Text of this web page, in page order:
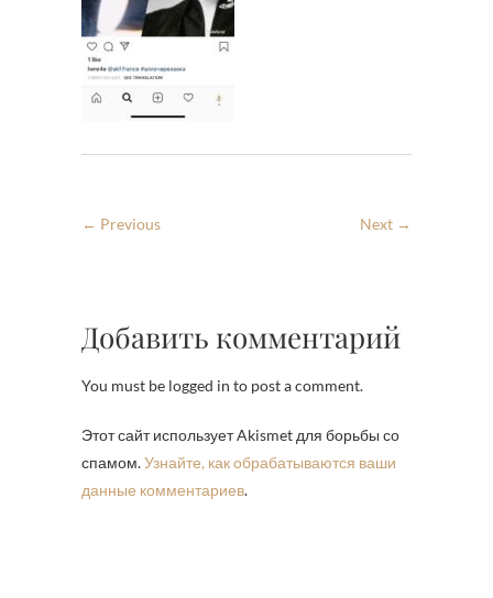
← Previous Next →
Добавить комментарий
You must be logged in to post a comment.
Этот сайт использует Akismet для борьбы со
спамом.Узнайте, как обрабатываются ваши
данные комментариев.